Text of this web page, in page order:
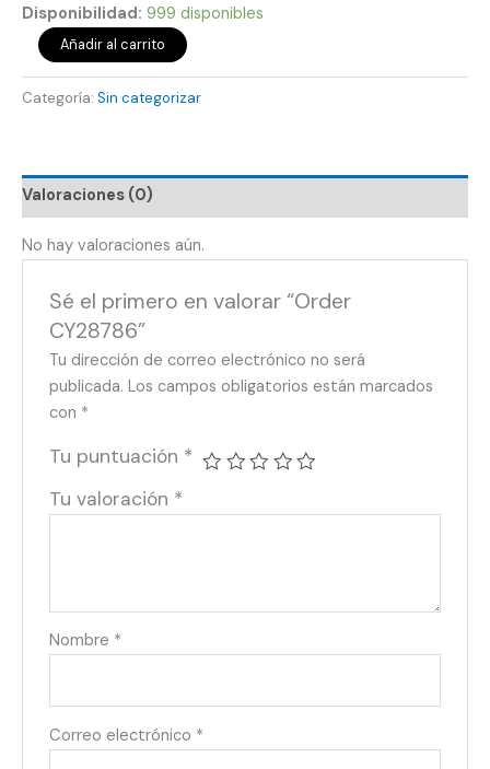
Disponibilidad: 999 disponibles
Añadir al carrito
Categoría: Sin categorizar
Valoraciones (0)
No hay valoraciones aún.
Sé el primero en valorar “Order
CY28786”
Tu dirección de correo electrónico no será
publicada. Los campos obligatorios están marcados
con *
Tu puntuación *
Tu valoración *
Nombre *
Correo electrónico *